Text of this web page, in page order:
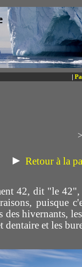
|
► Retour à la
42, dit "le 42",
puisque
des hivernants,
dentaire et les